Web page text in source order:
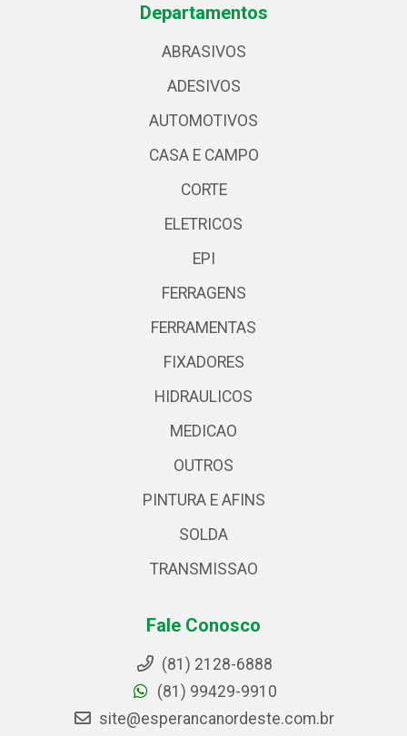
Departamentos
ABRASIVOS
ADESIVOS
AUTOMOTIVOS
CASA E CAMPO
CORTE
ELETRICOS
EPI
FERRAGENS
FERRAMENTAS
FIXADORES
HIDRAULICOS
MEDICAO
OUTROS
PINTURA E AFINS
SOLDA
TRANSMISSAO
Fale Conosco
(81) 2128-6888
(81) 99429-9910
site@esperancanordeste.com.br